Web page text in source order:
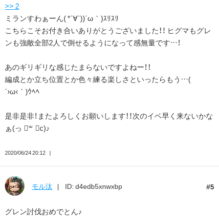
>> 2
ミランすわぁーん( *´∀`))´ω｀)ｽﾘｽﾘ
こちらこそお付き合いありがとうございました！！ ヒグマもグレ
ンも強敵全部2人で倒せるようになって感無量です…！
あのギリギリな感じたまらないですよねー！！
編成とか立ち位置とか色々練る楽しさといったらもう…(
´›ω‹｀)ｳﾍﾍ
是非是非！またよろしくお願いします！！次のイベ早く来ないかな
ぁ(っ ॑꒳ ॑c)♪
2020/06/24 20:12
5
モル汰 ID: d4edb5xnwxbp
グレン討伐おめでとん♪